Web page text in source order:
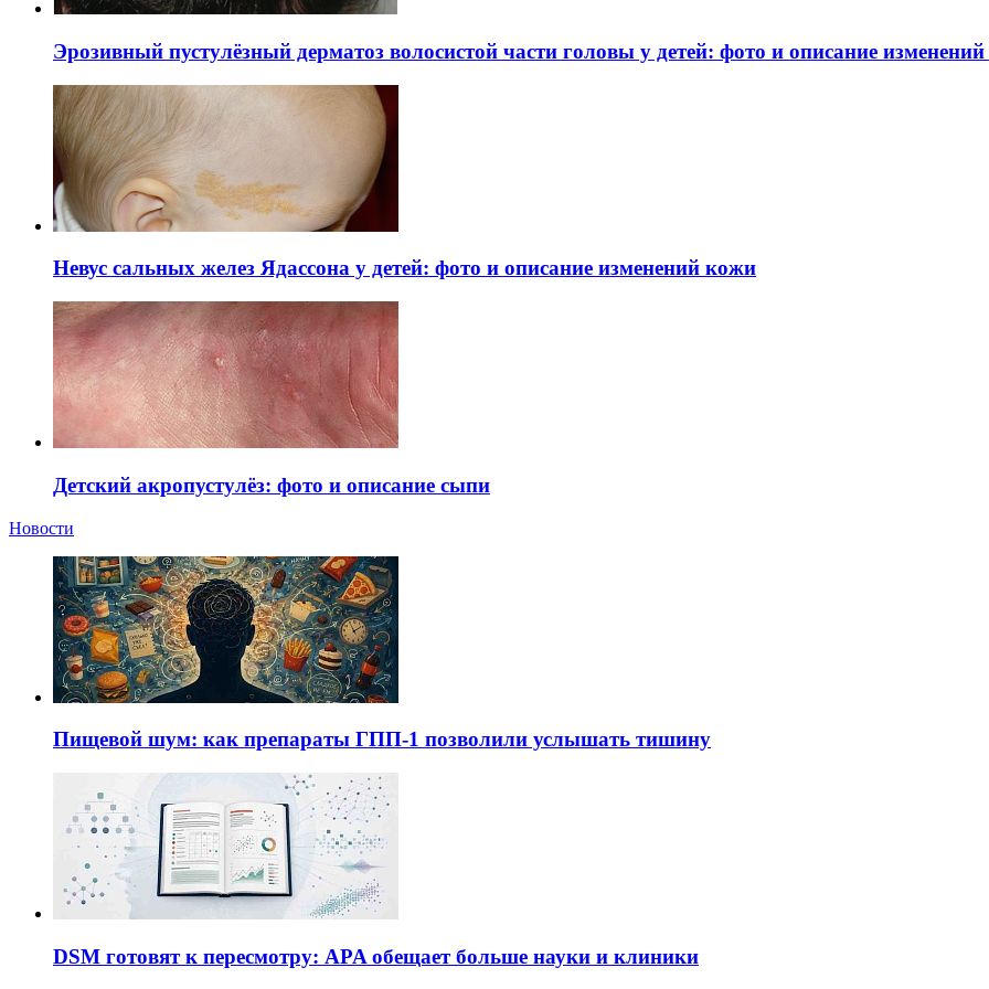
Эрозивный пустулёзный дерматоз волосистой части головы у детей: фото и описание
Невус сальных желез Ядассона у детей: фото и описание изменений кожи
Детский акропустулёз: фото и описание сыпи
Новости
Пищевой шум: как препараты ГПП-1 позволили услышать тишину
DSM готовят к пересмотру: APA обещает больше науки и клиники